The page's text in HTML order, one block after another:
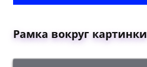
Рамка вокруг картинки